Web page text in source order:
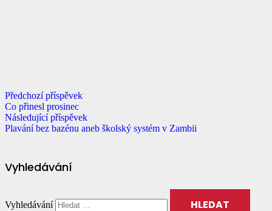
Předchozí příspěvek
Co přinesl prosinec
Následující příspěvek
Plavání bez bazénu aneb školský systém v Zambii
Vyhledávání
Vyhledávání